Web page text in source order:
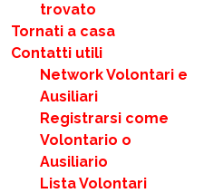
trovato
Tornati a casa
Contatti utili
Network Volontari e
Ausiliari
Registrarsi come
Volontario o
Ausiliario
Lista Volontari